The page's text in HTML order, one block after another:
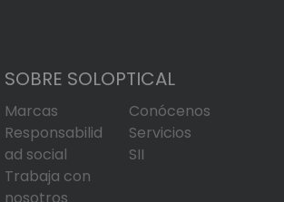
SOBRE SOLOPTICAL
Marcas
Responsabilid
ad social
Trabaja con
Conócenos
Servicios
SII